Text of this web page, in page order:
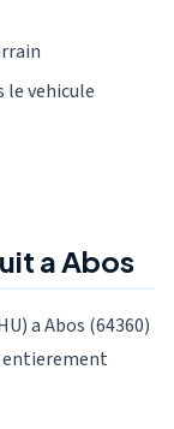
le vehicule
a Abos
a Abos (64360)
entierement